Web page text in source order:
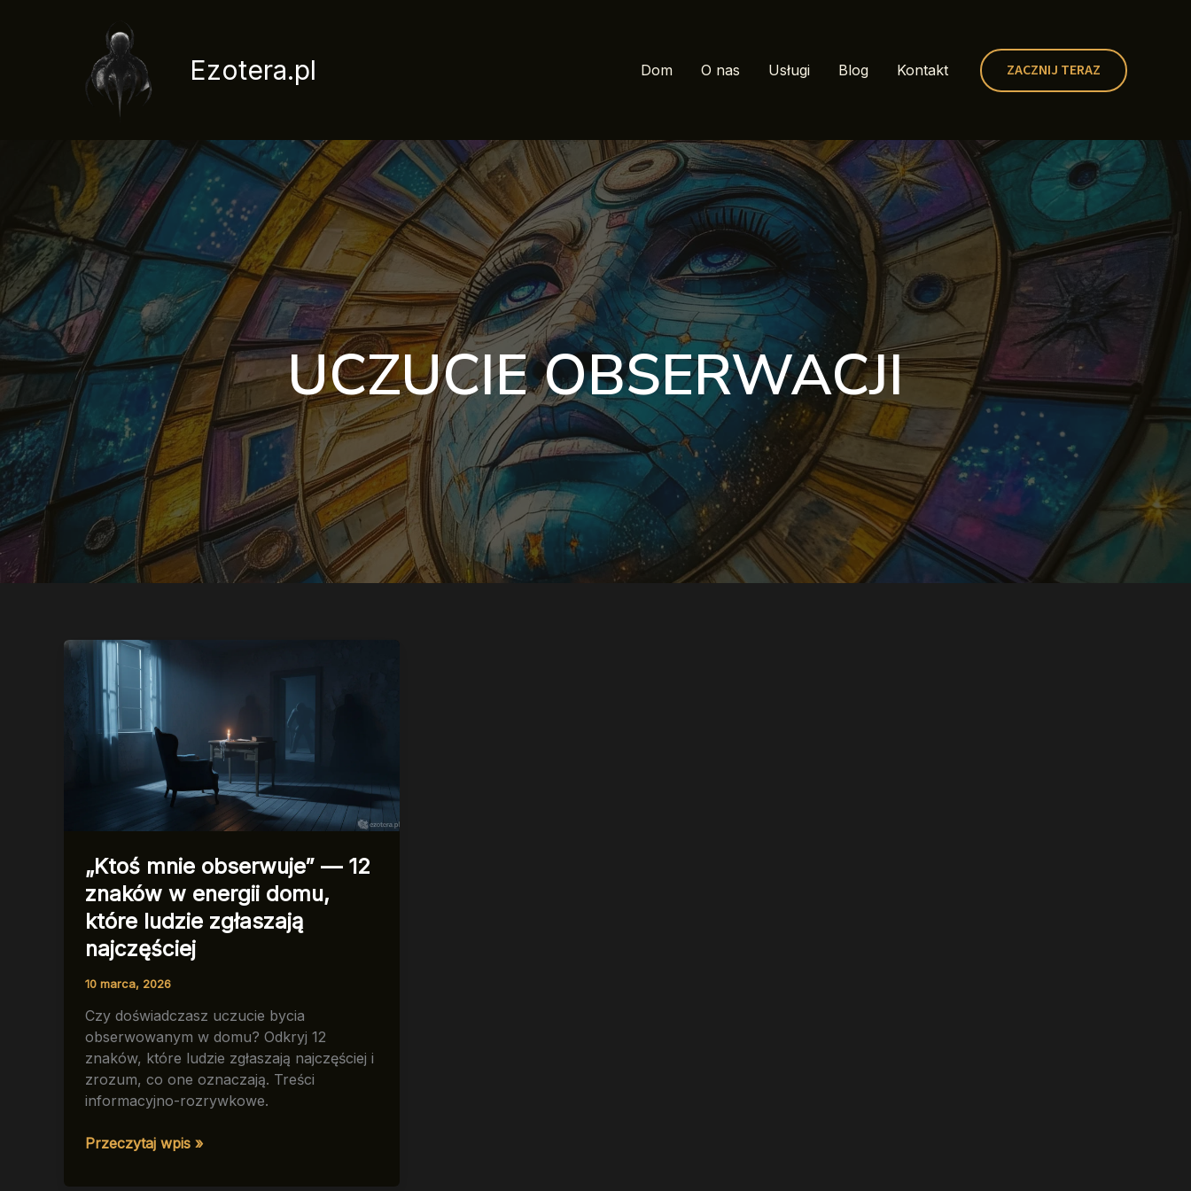
Ezotera.pl Dom O nas Usługi Blog Kontakt ZACZNIJ TERAZ
UCZUCIE OBSERWACJI
„Ktoś mnie obserwuje” — 12
znaków w energii domu,
które ludzie zgłaszają
najczęściej
10 marca, 2026
Czy doświadczasz uczucie bycia
obserwowanym w domu? Odkryj 12
znaków, które ludzie zgłaszają najczęściej i
zrozum, co one oznaczają. Treści
informacyjno-rozrywkowe.
„Ktoś
Przeczytaj wpis »